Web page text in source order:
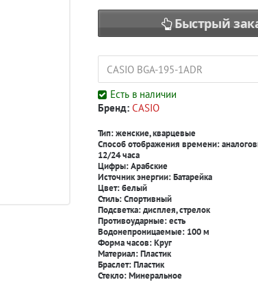
Быстрый
Есть в наличии
Бренд: CASIO
Тип:женские, кварцевые
Способ отображения времени:
12/24 часа
Цифры:Арабские
Источник энергии:Батарейка
Цвет:белый
Стиль:Спортивный
Подсветка:дисплея, стрелок
Противоударные: есть
Водонепроницаемые: 100 м
Форма часов: Круг
Материал: Пластик
Браслет: Пластик
Стекло: Минеральное